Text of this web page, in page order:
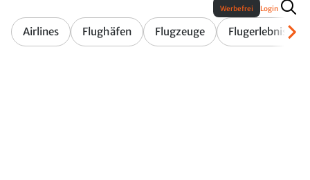
Airlines Flughäfen Flugzeuge Flugerlebnis
Werbefrei Login